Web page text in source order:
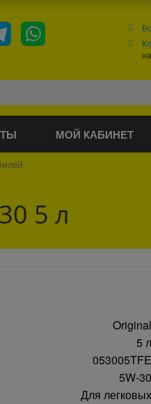
МОЙ КАБИНЕТ
5 л
Original
5 л
053005TFE
5W-30
Для легковых